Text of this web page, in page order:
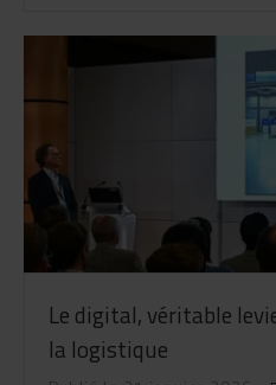
Le digital, véritable
la logistique